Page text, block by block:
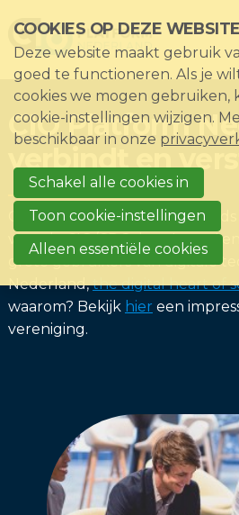
links
over
Direct
naar
het
Direct
naar
de
paginainhoud
CIO Platform
verbindt en
CIO Platform Nederland is
voor de CIO/CDO, hun 'peers'
grote gebruikers van digitale
Nederland,the digital heart of
waarom? Bekijk hier een
vereniging.
Home
De
Impact
Nieuws
Events
Lid
Engels
COOKIES OP DEZE WEBSITE
Deze website maakt gebruik
goed te functioneren. Als je
cookies we mogen gebruiken,
cookie-instellingen wijzigen.
beschikbaar in onze
Schakel alle cookies in
Toon cookie-instellingen
Alleen essentiële cookies